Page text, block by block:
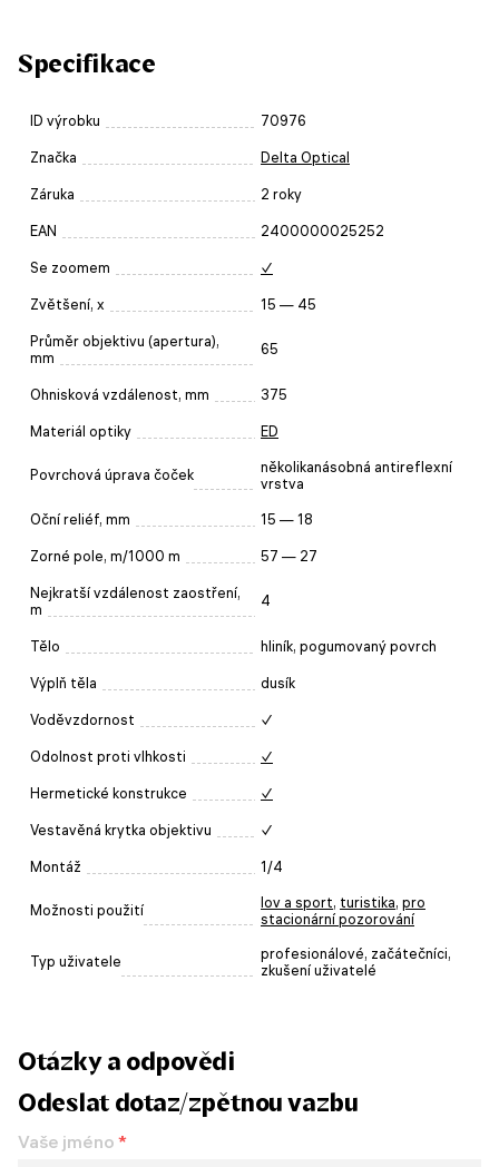
Specifikace
ID výrobku 70976
Značka Delta Optical
Záruka 2 roky
EAN 2400000025252
Se zoomem ✓
Zvětšení, x 15 — 45
Průměr objektivu (apertura),
mm
65
Ohnisková vzdálenost, mm 375
Materiál optiky ED
Povrchová úprava čoček
několikanásobná antireflexní
vrstva
Oční reliéf, mm 15 — 18
Zorné pole, m/1000 m 57 — 27
Nejkratší vzdálenost zaostření,
m
4
Tělo hliník, pogumovaný povrch
Výplň těla dusík
Voděvzdornost ✓
Odolnost proti vlhkosti ✓
Hermetické konstrukce ✓
Vestavěná krytka objektivu ✓
Montáž 1/4
Možnosti použití lov a sport, turistika, pro
stacionární pozorování
Typ uživatele
profesionálové, začátečníci,
zkušení uživatelé
Otázky a odpovědi
Odeslat dotaz/zpětnou vazbu
Vaše jméno *